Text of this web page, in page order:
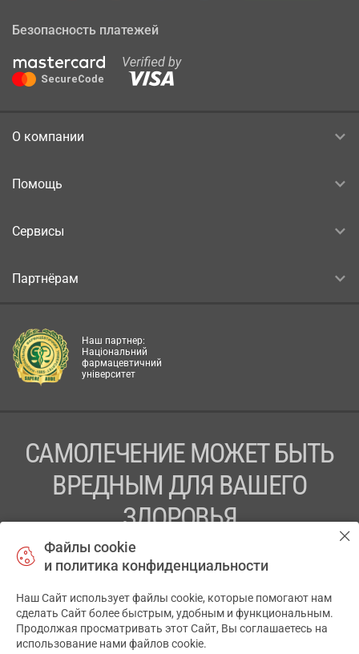
Безопасность платежей
О компании
Помощь
Сервисы
Партнёрам
Наш партнер:
Національний
фармацевтичний
університет
САМОЛЕЧЕНИЕ МОЖЕТ БЫТЬ
ВРЕДНЫМ ДЛЯ ВАШЕГО
ЗДОРОВЬЯ
ПЕРЕД ПРИМЕНЕНИЕМ ПРЕПАРАТА
ПРОКОНСУЛЬТИРУЙТЕСЬ С ВРАЧОМ
ТОВ «АПТЕКА 911.ЮА» Код ЄДРПОУ 43631965.
Отказ от ответственности
Файлы cookie
и политика конфиденциальности
Наш Сайт использует файлы cookie, которые помогают нам
сделать Сайт более быстрым, удобным и функциональным.
Продолжая просматривать этот Сайт, Вы соглашаетесь на
использование нами файлов cookie.
✕